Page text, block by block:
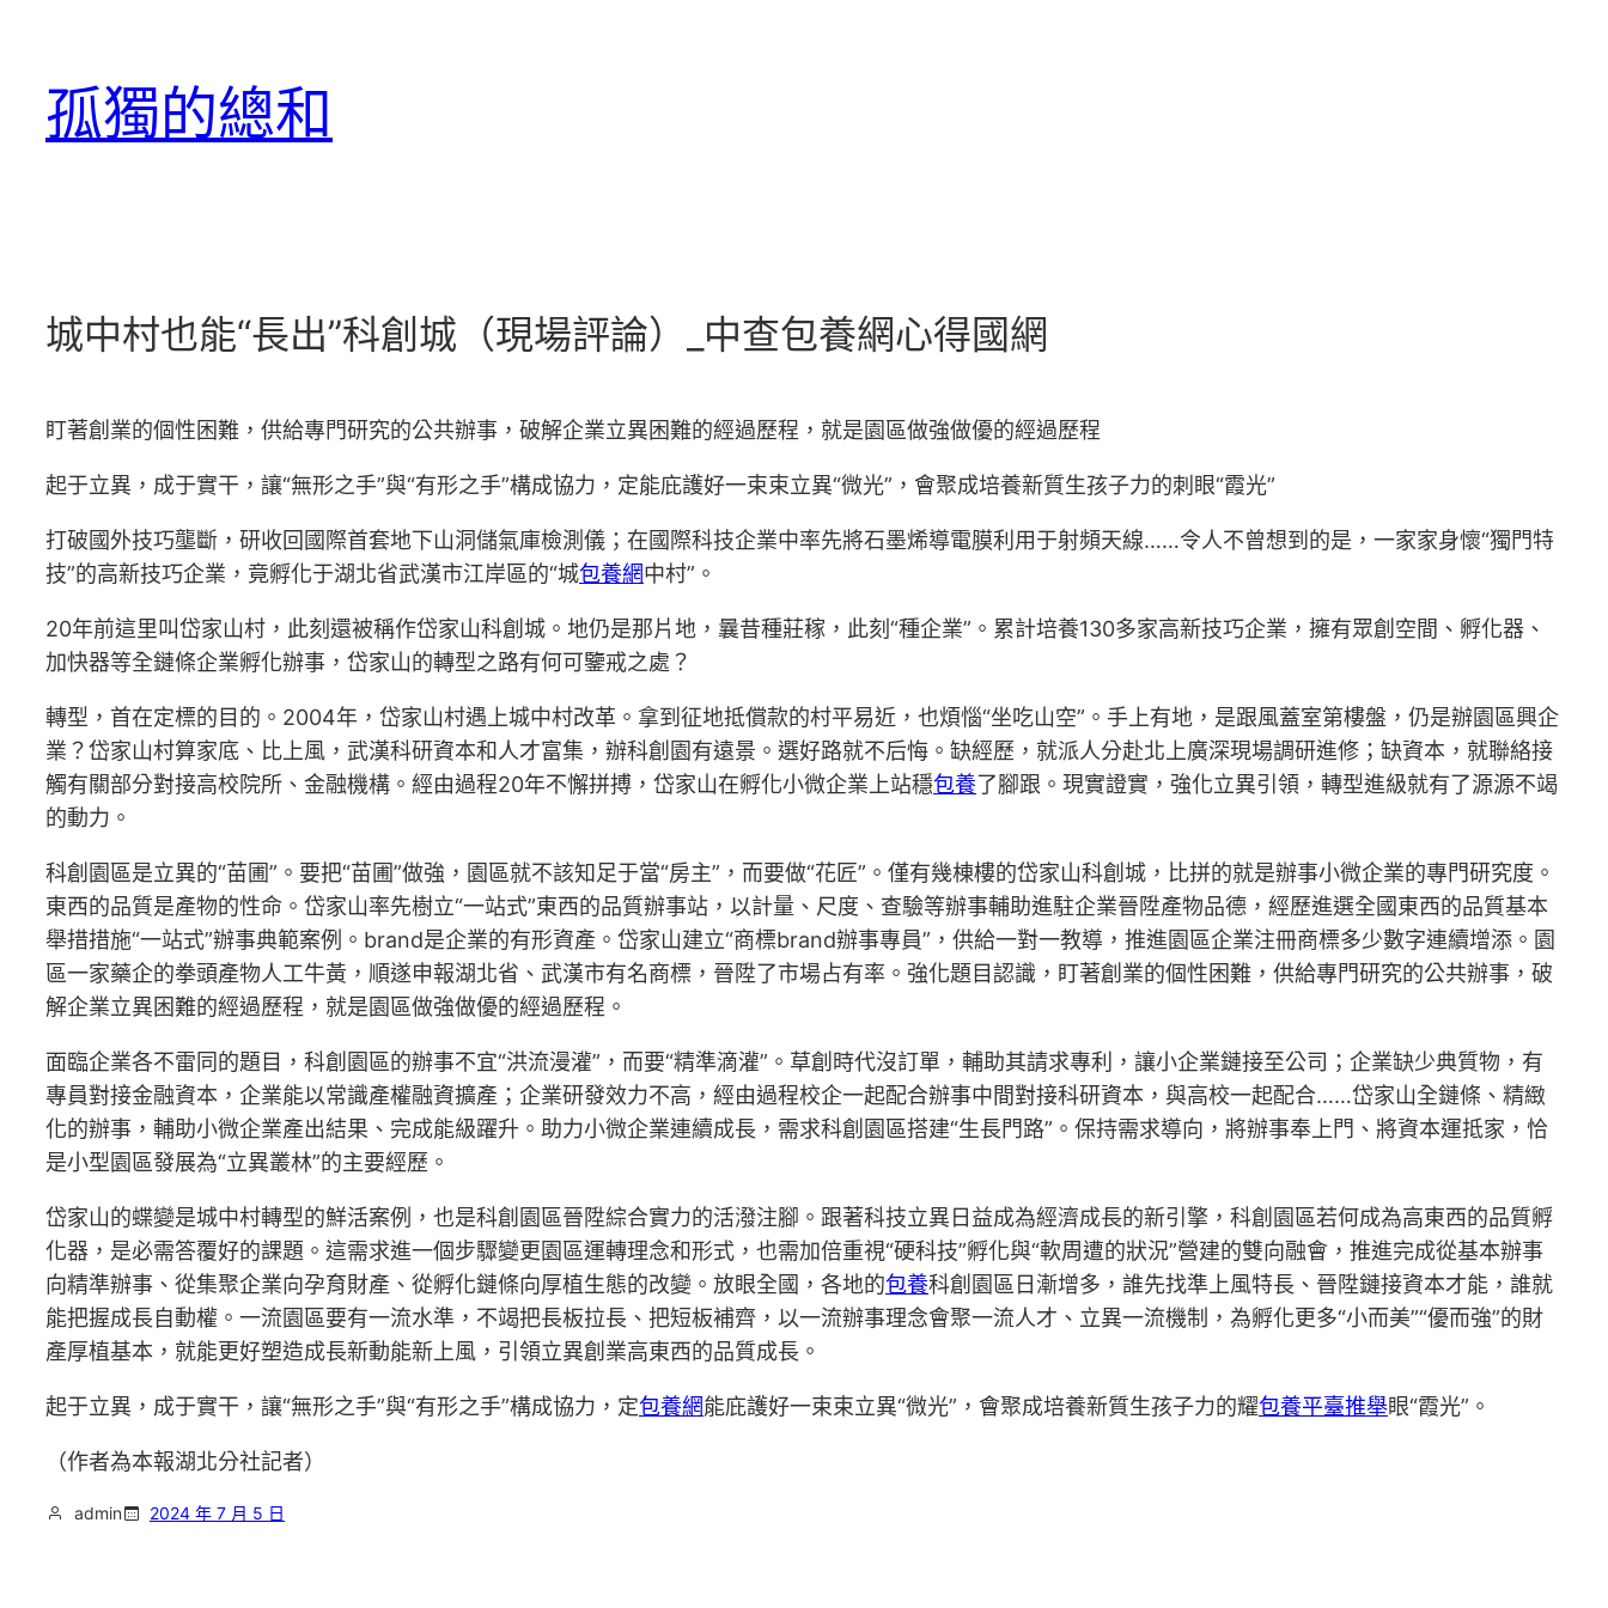
孤獨的總和
城中村也能“長出”科創城（現場評論）_中查包養網心得國網
盯著創業的個性困難，供給專門研究的公共辦事，破解企業立異困難的經過歷程，就是園區做強做優的經過歷程
起于立異，成于實干，讓“無形之手”與“有形之手”構成協力，定能庇護好一束束立異“微光”，會聚成培養新質生孩子力的刺眼“霞光”
打破國外技巧壟斷，研收回國際首套地下山洞儲氣庫檢測儀；在國際科技企業中率先將石墨烯導電膜利用于射頻天線……令人不曾想到的是，一家家身懷“獨門特
技”的高新技巧企業，竟孵化于湖北省武漢市江岸區的“城包養網中村”。
20年前這里叫岱家山村，此刻還被稱作岱家山科創城。地仍是那片地，曩昔種莊稼，此刻“種企業”。累計培養130多家高新技巧企業，擁有眾創空間、孵化器、
加快器等全鏈條企業孵化辦事，岱家山的轉型之路有何可鑒戒之處？
轉型，首在定標的目的。2004年，岱家山村遇上城中村改革。拿到征地抵償款的村平易近，也煩惱“坐吃山空”。手上有地，是跟風蓋室第樓盤，仍是辦園區興企
業？岱家山村算家底、比上風，武漢科研資本和人才富集，辦科創園有遠景。選好路就不后悔。缺經歷，就派人分赴北上廣深現場調研進修；缺資本，就聯絡接
觸有關部分對接高校院所、金融機構。經由過程20年不懈拼搏，岱家山在孵化小微企業上站穩包養了腳跟。現實證實，強化立異引領，轉型進級就有了源源不竭
的動力。
科創園區是立異的“苗圃”。要把“苗圃”做強，園區就不該知足于當“房主”，而要做“花匠”。僅有幾棟樓的岱家山科創城，比拼的就是辦事小微企業的專門研究度。
東西的品質是產物的性命。岱家山率先樹立“一站式”東西的品質辦事站，以計量、尺度、查驗等辦事輔助進駐企業晉陞產物品德，經歷進選全國東西的品質基本
舉措措施“一站式”辦事典範案例。brand是企業的有形資產。岱家山建立“商標brand辦事專員”，供給一對一教導，推進園區企業注冊商標多少數字連續增添。園
區一家藥企的拳頭產物人工牛黃，順遂申報湖北省、武漢市有名商標，晉陞了市場占有率。強化題目認識，盯著創業的個性困難，供給專門研究的公共辦事，破
解企業立異困難的經過歷程，就是園區做強做優的經過歷程。
面臨企業各不雷同的題目，科創園區的辦事不宜“洪流漫灌”，而要“精準滴灌”。草創時代沒訂單，輔助其請求專利，讓小企業鏈接至公司；企業缺少典質物，有
專員對接金融資本，企業能以常識產權融資擴產；企業研發效力不高，經由過程校企一起配合辦事中間對接科研資本，與高校一起配合……岱家山全鏈條、精緻
化的辦事，輔助小微企業產出結果、完成能級躍升。助力小微企業連續成長，需求科創園區搭建“生長門路”。保持需求導向，將辦事奉上門、將資本運抵家，恰
是小型園區發展為“立異叢林”的主要經歷。
岱家山的蝶變是城中村轉型的鮮活案例，也是科創園區晉陞綜合實力的活潑注腳。跟著科技立異日益成為經濟成長的新引擎，科創園區若何成為高東西的品質孵
化器，是必需答覆好的課題。這需求進一個步驟變更園區運轉理念和形式，也需加倍重視“硬科技”孵化與“軟周遭的狀況”營建的雙向融會，推進完成從基本辦事
向精準辦事、從集聚企業向孕育財產、從孵化鏈條向厚植生態的改變。放眼全國，各地的包養科創園區日漸增多，誰先找準上風特長、晉陞鏈接資本才能，誰就
能把握成長自動權。一流園區要有一流水準，不竭把長板拉長、把短板補齊，以一流辦事理念會聚一流人才、立異一流機制，為孵化更多“小而美”“優而強”的財
產厚植基本，就能更好塑造成長新動能新上風，引領立異創業高東西的品質成長。
起于立異，成于實干，讓“無形之手”與“有形之手”構成協力，定包養網能庇護好一束束立異“微光”，會聚成培養新質生孩子力的耀包養平臺推舉眼“霞光”。
（作者為本報湖北分社記者）
admin 2024 年 7 月 5 日